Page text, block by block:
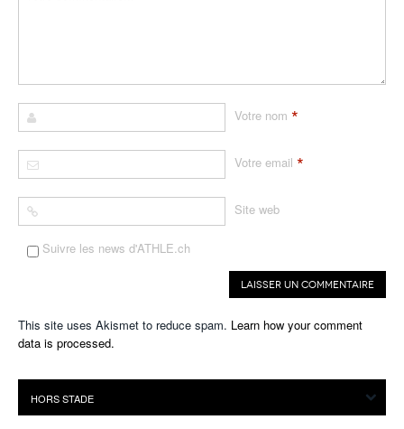
Votre nom *
Votre email *
Site web
Suivre les news d'ATHLE.ch
This site uses Akismet to reduce spam. Learn how your comment
data is processed.